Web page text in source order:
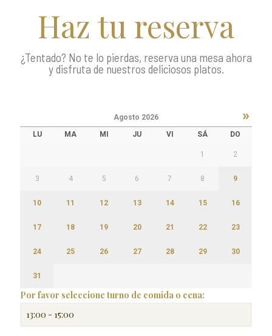
Haz tu reserva
¿Tentado? No te lo pierdas, reserva una mesa ahora
y disfruta de nuestros deliciosos platos.
Por favor seleccione turno de comida o cena:
»
Agosto 2026
LU
MA MI JU VI SÁ DO
1 2
3 4 5 6 7 8 9
10 11 12 13 14 15 16
17 18 19 20 21 22 23
24 25 26 27 28 29 30
31